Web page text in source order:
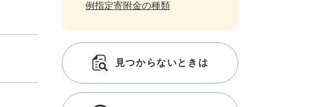
例指定寄附金の種類
見つからないときは